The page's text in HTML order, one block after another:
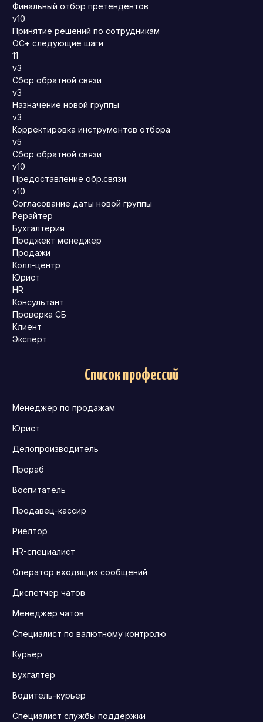
Финальный отбор претендентов
v10
Принятие решений по сотрудникам
ОС+ следующие шаги
11
v3
Сбор обратной связи
v3
Назначение новой группы
v3
Корректировка инструментов отбора
v5
Сбор обратной связи
v10
Предоставление обр.связи
v10
Согласование даты новой группы
Рерайтер
Бухгалтерия
Проджект менеджер
Продажи
Колл-центр
Юрист
HR
Консультант
Проверка СБ
Клиент
Эксперт
Список профессий
Менеджер по продажам
Юрист
Делопроизводитель
Прораб
Воспитатель
Продавец-кассир
Риелтор
HR-специалист
Оператор входящих сообщений
Диспетчер чатов
Менеджер чатов
Специалист по валютному контролю
Курьер
Бухгалтер
Водитель-курьер
Специалист службы поддержки